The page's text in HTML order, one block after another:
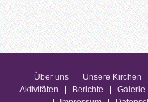
Über uns Unsere Kirchen
Aktivitäten
Berichte Galerie